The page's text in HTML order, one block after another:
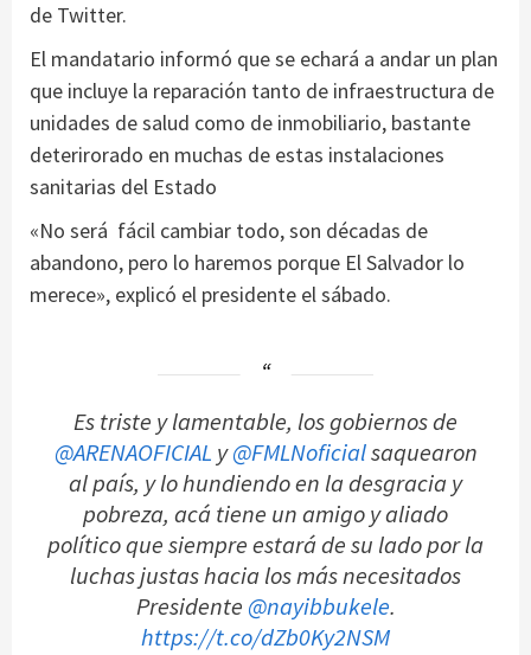
de Twitter.
El mandatario informó que se echará a andar un plan
que incluye la reparación tanto de infraestructura de
unidades de salud como de inmobiliario, bastante
deterirorado en muchas de estas instalaciones
sanitarias del Estado
«No será fácil cambiar todo, son décadas de
abandono, pero lo haremos porque El Salvador lo
merece», explicó el presidente el sábado.
Es triste y lamentable, los gobiernos de
@ARENAOFICIAL y@FMLNoficialsaquearon
al país, y lo hundiendo en la desgracia y
pobreza, acá tiene un amigo y aliado
político que siempre estará de su lado por la
luchas justas hacia los más necesitados
Presidente @nayibbukele.
https://t.co/dZb0Ky2NSM